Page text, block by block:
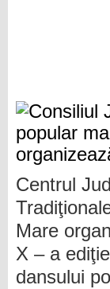
Centrul
Mare
X – a
dansului